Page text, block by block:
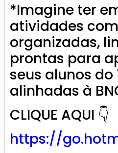
*Imagine ter
atividades
organizadas,
prontas para
seus alunos do
alinhadas à
CLIQUE AQUI 👇
https://go.